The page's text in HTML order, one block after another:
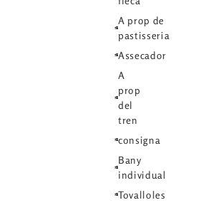
A prop de
pastisseria
Assecador
A
prop
del
tren
consigna
Bany
individual
Tovalloles